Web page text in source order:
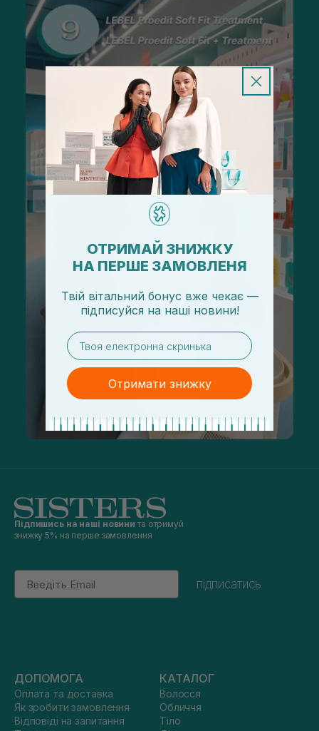
Підпишись на наші новини та отримуй
знижку 5% на перше замовлення
Email
підписатись
ДОПОМОГА
Оплата та доставка
Як зробити замовлення
Відповіді на запитання
КАТАЛОГ
Волосся
Обличчя
Тіло
ОТРИМАЙ ЗНИЖКУ
НА ПЕРШЕ ЗАМОВЛЕНЯ
Твій вітальний бонус вже чекає —
підписуйся на наші новини!
email
Отримати знижку